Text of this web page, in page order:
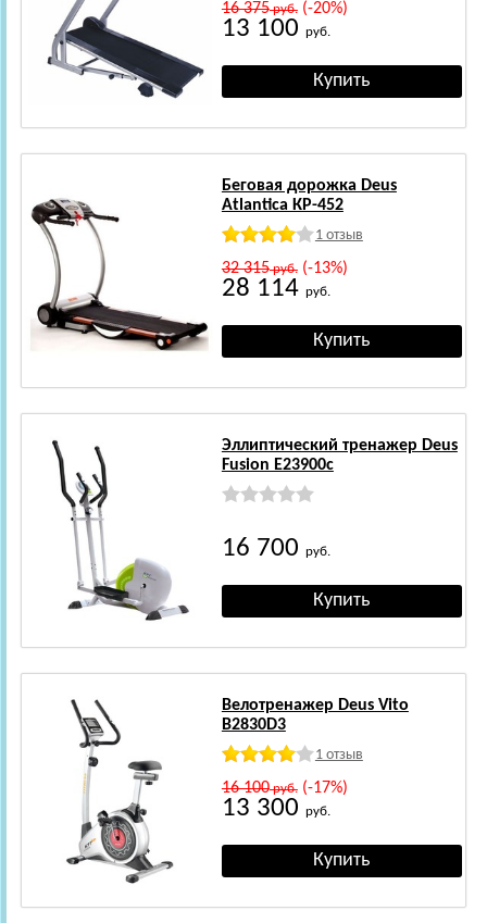
16 375руб.(-20%)
13 100 руб.
Беговая дорожка Deus
Atlantica КР-452
1 отзыв
32 315руб.(-13%)
28 114 руб.
Эллиптический тренажер Deus
Fusion E23900c
16 700 руб.
Велотренажер Deus Vito
B2830D3
1 отзыв
16 100руб.(-17%)
13 300 руб.